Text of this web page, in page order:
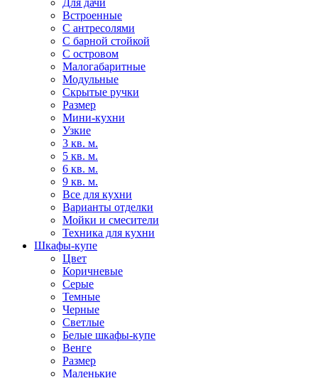
Для дачи
Встроенные
С антресолями
С барной стойкой
С островом
Малогабаритные
Модульные
Скрытые ручки
Размер
Мини-кухни
Узкие
3 кв. м.
5 кв. м.
6 кв. м.
9 кв. м.
Все для кухни
Варианты отделки
Мойки и смесители
Техника для кухни
Шкафы-купе
Цвет
Коричневые
Серые
Темные
Черные
Светлые
Белые шкафы-купе
Венге
Размер
Маленькие